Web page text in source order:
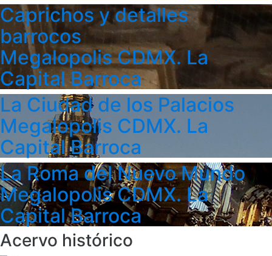
Caprichos y detalles
barrocos
Megalopolis CDMX. La
Capital Barroca
La Ciudad de los Palacios
Megalopolis CDMX. La
Capital Barroca
La Roma del Nuevo Mundo
Megalopolis CDMX. La
Capital Barroca
Acervo histórico